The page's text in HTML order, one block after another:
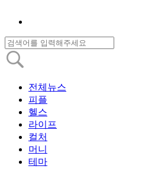
전체뉴스
피플
헬스
라이프
컬처
머니
테마